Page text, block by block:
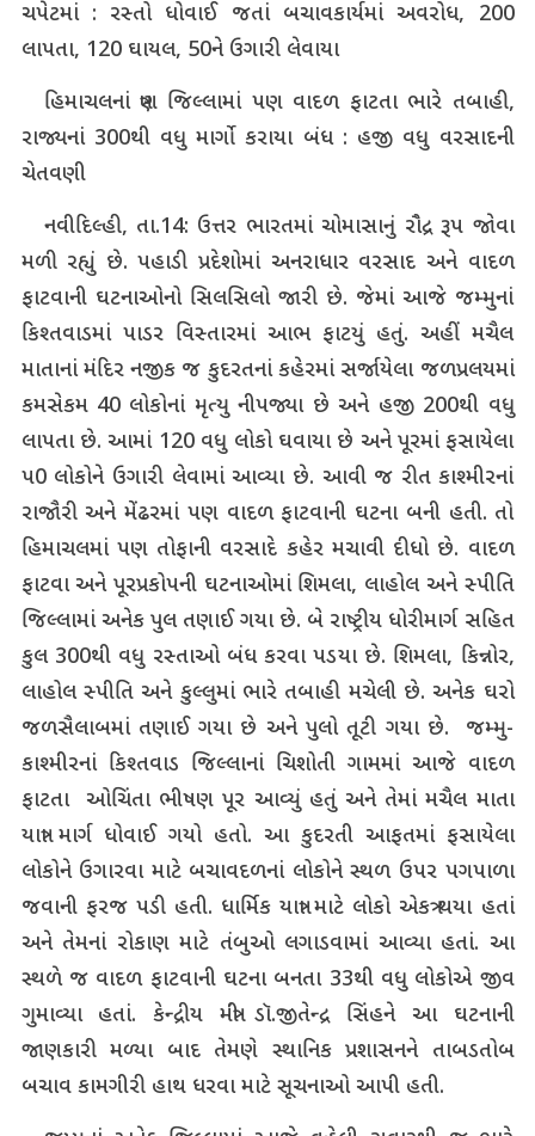
ચપેટમાં : રસ્તો ધોવાઈ જતાં બચાવકાર્યમાં અવરોધ, 200
લાપતા, 120 ઘાયલ, 50ને ઉગારી લેવાયા
હિમાચલનાં ત્રણ જિલ્લામાં પણ વાદળ ફાટતા ભારે તબાહી,
રાજ્યનાં 300થી વધુ માર્ગો કરાયા બંધ : હજી વધુ વરસાદની
ચેતવણી
નવીદિલ્હી, તા.14: ઉત્તર ભારતમાં ચોમાસાનું રૌદ્ર રૂપ જોવા
મળી રહ્યું છે. પહાડી પ્રદેશોમાં અનરાધાર વરસાદ અને વાદળ
ફાટવાની ઘટનાઓનો સિલસિલો જારી છે. જેમાં આજે જમ્મુનાં
કિશ્તવાડમાં પાડર વિસ્તારમાં આભ ફાટયું હતું. અહીં મચૈલ
માતાનાં મંદિર નજીક જ કુદરતનાં કહેરમાં સર્જાયેલા જળપ્રલયમાં
કમસેકમ 40 લોકોનાં મૃત્યુ નીપજ્યા છે અને હજી 200થી વધુ
લાપતા છે. આમાં 120 વધુ લોકો ઘવાયા છે અને પૂરમાં ફસાયેલા
પ0 લોકોને ઉગારી લેવામાં આવ્યા છે. આવી જ રીત કાશ્મીરનાં
રાજૌરી અને મેંઢરમાં પણ વાદળ ફાટવાની ઘટના બની હતી. તો
હિમાચલમાં પણ તોફાની વરસાદે કહેર મચાવી દીધો છે. વાદળ
ફાટવા અને પૂરપ્રકોપની ઘટનાઓમાં શિમલા, લાહોલ અને સ્પીતિ
જિલ્લામાં અનેક પુલ તણાઈ ગયા છે. બે રાષ્ટ્રીય ધોરીમાર્ગ સહિત
કુલ 300થી વધુ રસ્તાઓ બંધ કરવા પડયા છે. શિમલા, કિન્નોર,
લાહોલ સ્પીતિ અને કુલ્લુમાં ભારે તબાહી મચેલી છે. અનેક ઘરો
જળસૈલાબમાં તણાઈ ગયા છે અને પુલો તૂટી ગયા છે. જમ્મુ-
કાશ્મીરનાં કિશ્તવાડ જિલ્લાનાં ચિશોતી ગામમાં આજે વાદળ
ફાટતા ઓચિંતા ભીષણ પૂર આવ્યું હતું અને તેમાં મચૈલ માતા
યાત્રા માર્ગ ધોવાઈ ગયો હતો. આ કુદરતી આફતમાં ફસાયેલા
લોકોને ઉગારવા માટે બચાવદળનાં લોકોને સ્થળ ઉપર પગપાળા
જવાની ફરજ પડી હતી. ધાર્મિક યાત્રા માટે લોકો એકત્ર થયા હતાં
અને તેમનાં રોકાણ માટે તંબુઓ લગાડવામાં આવ્યા હતાં. આ
સ્થળે જ વાદળ ફાટવાની ઘટના બનતા 33થી વધુ લોકોએ જીવ
ગુમાવ્યા હતાં. કેન્દ્રીય મંત્રી ડૉ.જીતેન્દ્ર સિંહને આ ઘટનાની
જાણકારી મળ્યા બાદ તેમણે સ્થાનિક પ્રશાસનને તાબડતોબ
બચાવ કામગીરી હાથ ધરવા માટે સૂચનાઓ આપી હતી.